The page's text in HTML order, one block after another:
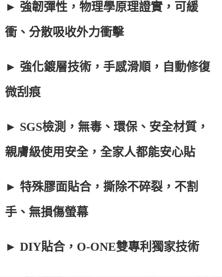
► 強韌彈性，物理學原理證實，可緩
衝、分散吸收外力衝擊
► 強化鍍層技術，手感滑順，自動修復
微刮痕
► SGS檢測，無毒、環保、安全材質，
親膚級使用安全，全家人都能安心貼
► 特殊膠面貼合，撕除不碎裂，不割
手、無損傷螢幕
► DIY貼合，O-ONE雙專利獨家技術